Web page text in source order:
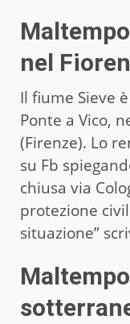
nel
Il fiume Sieve
Ponte a Vico,
(Firenze). Lo
su Fb
chiusa via
protezione
situazione”